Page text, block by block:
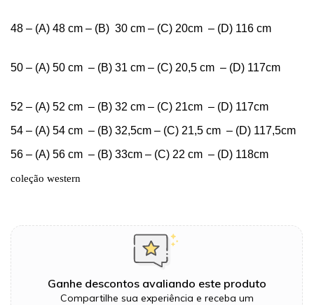
48 – (A) 48 cm – (B) 30 cm – (C) 20cm – (D) 116 cm
50 – (A) 50 cm – (B) 31 cm – (C) 20,5 cm – (D) 117cm
52 – (A) 52 cm – (B) 32 cm – (C) 21cm – (D) 117cm
54 – (A) 54 cm – (B) 32,5cm – (C) 21,5 cm – (D) 117,5cm
56 – (A) 56 cm – (B) 33cm – (C) 22 cm – (D) 118cm
coleção western
Ganhe descontos avaliando este produto
Compartilhe sua experiência e receba um